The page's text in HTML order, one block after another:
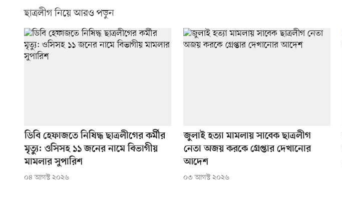
ছাত্রলীগ নিয়ে আরও পড়ুন
ডিবি হেফাজতে নিষিদ্ধ ছাত্রলীগের কর্মীর
মৃত্যু: ওসিসহ ১১ জনের নামে বিভাগীয়
মামলার সুপারিশ
০৪ আগস্ট ২০২৬
জুলাই হত্যা মামলায় সাবেক ছাত্রলীগ
নেতা অজয় করকে গ্রেপ্তার দেখানোর
আদেশ
০৩ আগস্ট ২০২৬